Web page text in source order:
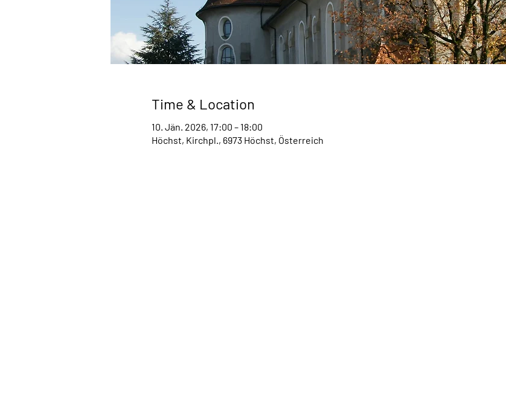
Time & Location
10. Jän. 2026, 17:00 – 18:00
Höchst, Kirchpl., 6973 Höchst, Österreich